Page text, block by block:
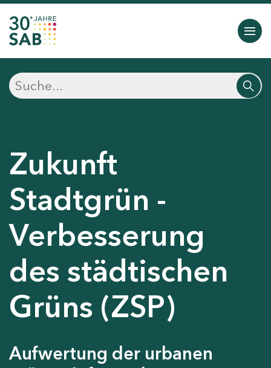
Zukunft
Stadtgrün -
Verbesserung
des städtischen
Grüns (ZSP)
Aufwertung der urbanen